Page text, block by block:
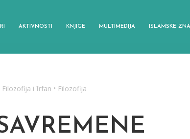
AKTIVNOSTI KNJIGE MULTIMEDIJA ISLAMSKE
Filozofija i Irfan • Filozofija